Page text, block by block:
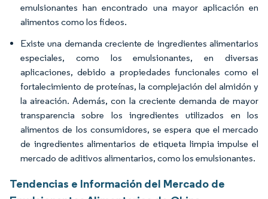
emulsionantes han encontrado una mayor aplicación en
alimentos como los fideos.
Existe una demanda creciente de ingredientes alimentarios
especiales, como los emulsionantes, en diversas
aplicaciones, debido a propiedades funcionales como el
fortalecimiento de proteínas, la complejación del almidón y
la aireación. Además, con la creciente demanda de mayor
transparencia sobre los ingredientes utilizados en los
alimentos de los consumidores, se espera que el mercado
de ingredientes alimentarios de etiqueta limpia impulse el
mercado de aditivos alimentarios, como los emulsionantes.
Tendencias e Información del Mercado de